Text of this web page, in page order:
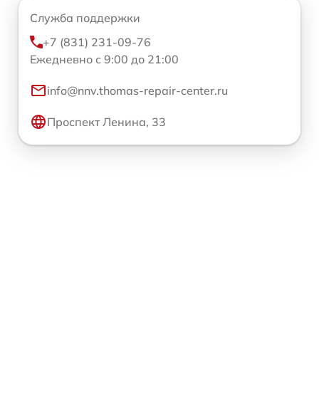
Служба поддержки
+7 (831) 231-09-76
Ежедневно с 9:00 до 21:00
info@nnv.thomas-repair-center.ru
Проспект Ленина, 33